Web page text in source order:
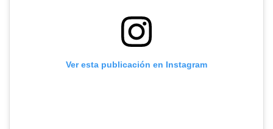
Ver esta publicación en Instagram